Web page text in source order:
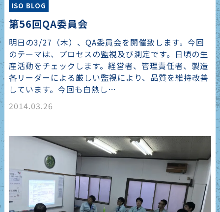
ISO BLOG
第56回QA委員会
明日の3/27（木）、QA委員会を開催致します。今回
のテーマは、プロセスの監視及び測定です。日頃の生
産活動をチェックします。経営者、管理責任者、製造
各リーダーによる厳しい監視により、品質を維持改善
しています。今回も白熱し…
2014.03.26